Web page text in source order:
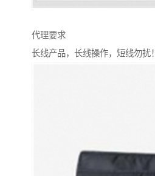
代理要求
长线产品，长线操作，短线勿扰！